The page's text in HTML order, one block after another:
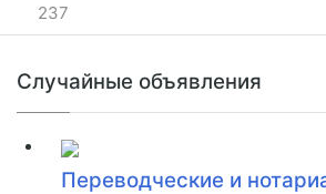
237
Случайные объявления
Переводческие и